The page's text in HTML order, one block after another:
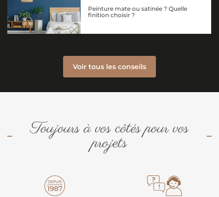
Peinture mate ou satinée ? Quelle
finition choisir ?
Voir tous les conseils
Toujours à vos côtés pour vos
projets